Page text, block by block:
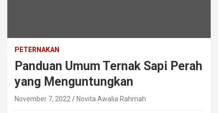
PETERNAKAN
Panduan Umum Ternak Sapi Perah
yang Menguntungkan
November 7, 2022 Novita Awalia Rahmah